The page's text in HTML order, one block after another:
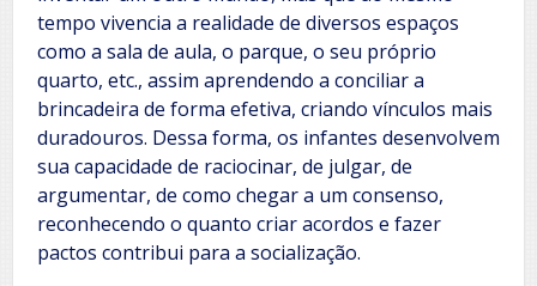
tempo vivencia a realidade de diversos espaços
como a sala de aula, o parque, o seu próprio
quarto, etc., assim aprendendo a conciliar a
brincadeira de forma efetiva, criando vínculos mais
duradouros. Dessa forma, os infantes desenvolvem
sua capacidade de raciocinar, de julgar, de
argumentar, de como chegar a um consenso,
reconhecendo o quanto criar acordos e fazer
pactos contribui para a socialização.